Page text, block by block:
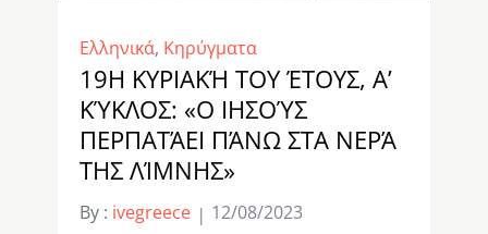
Ελληνικά, Κηρύγματα
19Η ΚΥΡΙΑΚΉ ΤΟΥ ΈΤΟΥΣ, Α’
ΚΎΚΛΟΣ: «Ο ΙΗΣΟΎΣ
ΠΕΡΠΑΤΆΕΙ ΠΆΝΩ ΣΤΑ ΝΕΡΆ
ΤΗΣ ΛΊΜΝΗΣ»
By : ivegreece 12/08/2023